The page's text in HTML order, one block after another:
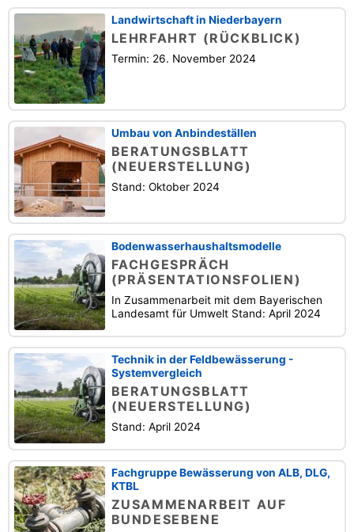
Landwirtschaft in Niederbayern
LEHRFAHRT (RÜCKBLICK)
Termin: 26. November 2024
Umbau von Anbindeställen
BERATUNGSBLATT
(NEUERSTELLUNG)
Stand: Oktober 2024
Bodenwasserhaushaltsmodelle
FACHGESPRÄCH
(PRÄSENTATIONSFOLIEN)
In Zusammenarbeit mit dem Bayerischen
Landesamt für Umwelt Stand: April 2024
Technik in der Feldbewässerung -
Systemvergleich
BERATUNGSBLATT
(NEUERSTELLUNG)
Stand: April 2024
Fachgruppe Bewässerung von ALB, DLG,
KTBL
ZUSAMMENARBEIT AUF
BUNDESEBENE